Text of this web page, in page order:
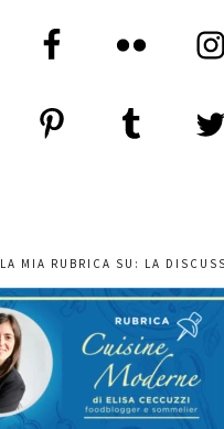
LA MIA RUBRICA SU: LA